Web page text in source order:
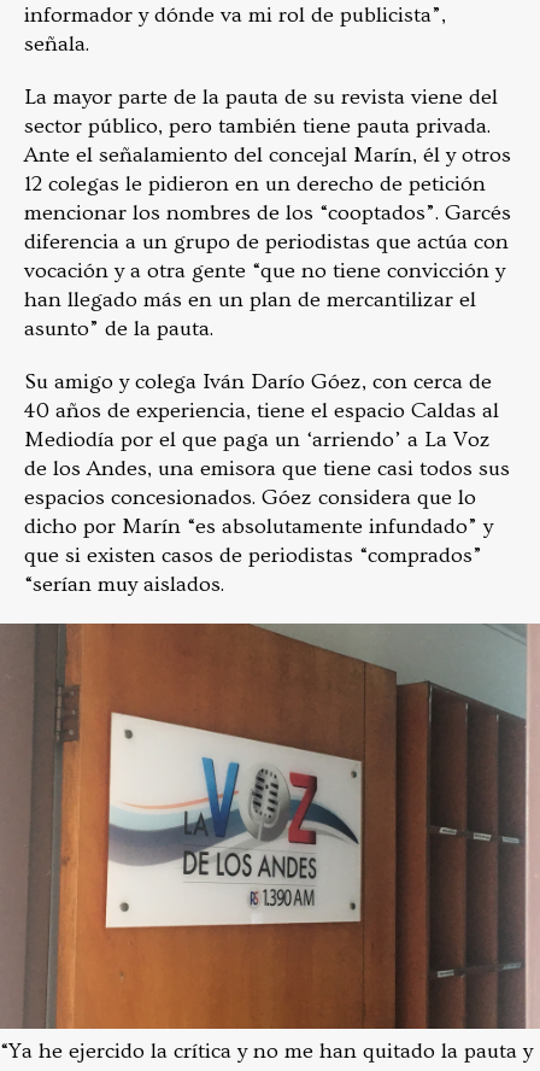
informador y dónde va mi rol de publicista”,
señala.
La mayor parte de la pauta de su revista viene del
sector público, pero también tiene pauta privada.
Ante el señalamiento del concejal Marín, él y otros
12 colegas le pidieron en un derecho de petición
mencionar los nombres de los “cooptados”. Garcés
diferencia a un grupo de periodistas que actúa con
vocación y a otra gente “que no tiene convicción y
han llegado más en un plan de mercantilizar el
asunto” de la pauta.
Su amigo y colega Iván Darío Góez, con cerca de
40 años de experiencia, tiene el espacio Caldas al
Mediodía por el que paga un ‘arriendo’ a La Voz
de los Andes, una emisora que tiene casi todos sus
espacios concesionados. Góez considera que lo
dicho por Marín “es absolutamente infundado” y
que si existen casos de periodistas “comprados”
“serían muy aislados.
“Ya he ejercido la crítica y no me han quitado la pauta y